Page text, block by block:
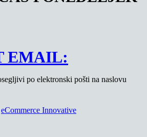
EMAIL:
po elektronski pošti na naslovu
eCommerce Innovative